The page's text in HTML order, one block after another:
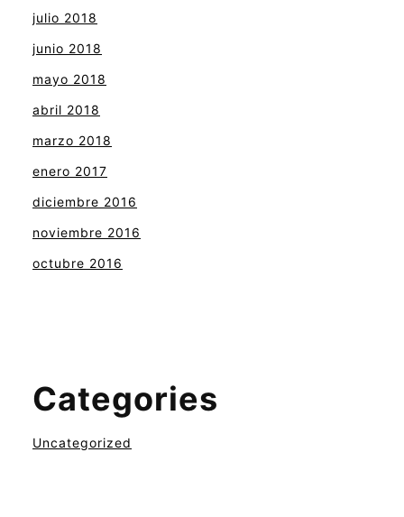
julio 2018
junio 2018
mayo 2018
abril 2018
marzo 2018
enero 2017
diciembre 2016
noviembre 2016
octubre 2016
Categories
Uncategorized